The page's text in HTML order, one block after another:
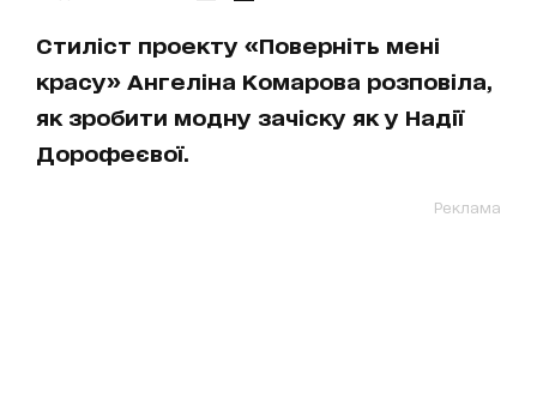
Стиліст проекту «Поверніть мені
красу» Ангеліна Комарова розповіла,
як зробити модну зачіску як у Надії
Дорофеєвої.
Реклама